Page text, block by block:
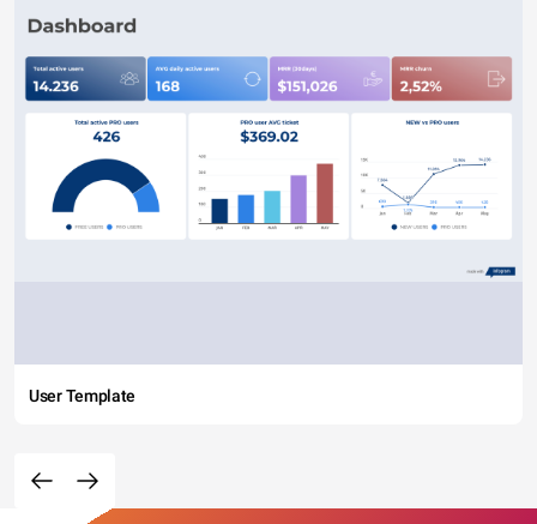
User Template